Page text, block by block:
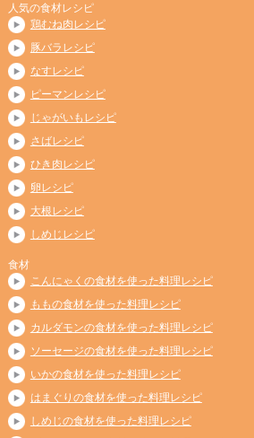
人気の食材レシピ
鶏むね肉レシピ
豚バラレシピ
なすレシピ
ピーマンレシピ
じゃがいもレシピ
さばレシピ
ひき肉レシピ
卵レシピ
大根レシピ
しめじレシピ
食材
こんにゃくの食材を使った料理レシピ
ももの食材を使った料理レシピ
カルダモンの食材を使った料理レシピ
ソーセージの食材を使った料理レシピ
いかの食材を使った料理レシピ
はまぐりの食材を使った料理レシピ
しめじの食材を使った料理レシピ